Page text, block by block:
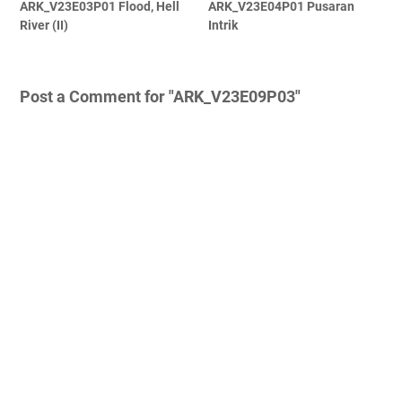
ARK_V23E03P01 Flood, Hell
River (II)
ARK_V23E04P01 Pusaran
Intrik
Post a Comment for "ARK_V23E09P03"